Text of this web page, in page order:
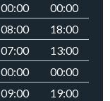
00:00
00:00
08:00
18:00
07:00
13:00
00:00
00:00
09:00
19:00